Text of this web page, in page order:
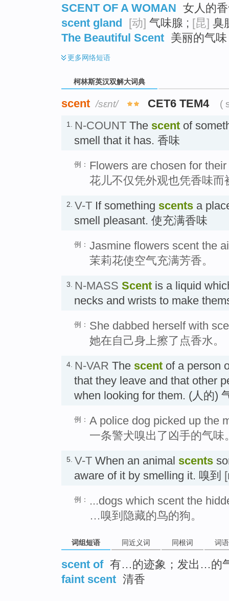
SCENT OF A WOMAN 女人的
scent gland [动] 气味腺 ; [昆] 臭
The Beautiful Scent 美丽的气
更多网络短语
柯林斯英汉双解大词典
scent /sɛnt/ CET6 TEM4 (
1. N-COUNT The scent of
smell that it has. 香味
例： Flowers are chosen for
花儿不仅凭外观也凭香味而
2. V-T If something scents a
smell pleasant. 使充满香味
例： Jasmine flowers scent the
茉莉花使空气充满芳香。
3. N-MASS Scent is a liquid
necks and wrists to make
例： She dabbed herself with
她在自己身上擦了点香水。
4. N-VAR The scent of a person
that they leave and that other
when looking for them. (人的)
例： A police dog picked up the
一条警犬嗅出了凶手的气味
5. V-T When an animal scents
aware of it by smelling it. 嗅到
例：
...dogs which scent the
…嗅到隐藏的鸟的狗。
词组短语 同近义词 同根词 词
scent of 有…的迹象；发出…的
faint scent 清香